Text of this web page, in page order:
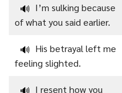
🔊 I’m sulking because
of what you said earlier.
🔊 His betrayal left me
feeling slighted.
🔊 I resent how you